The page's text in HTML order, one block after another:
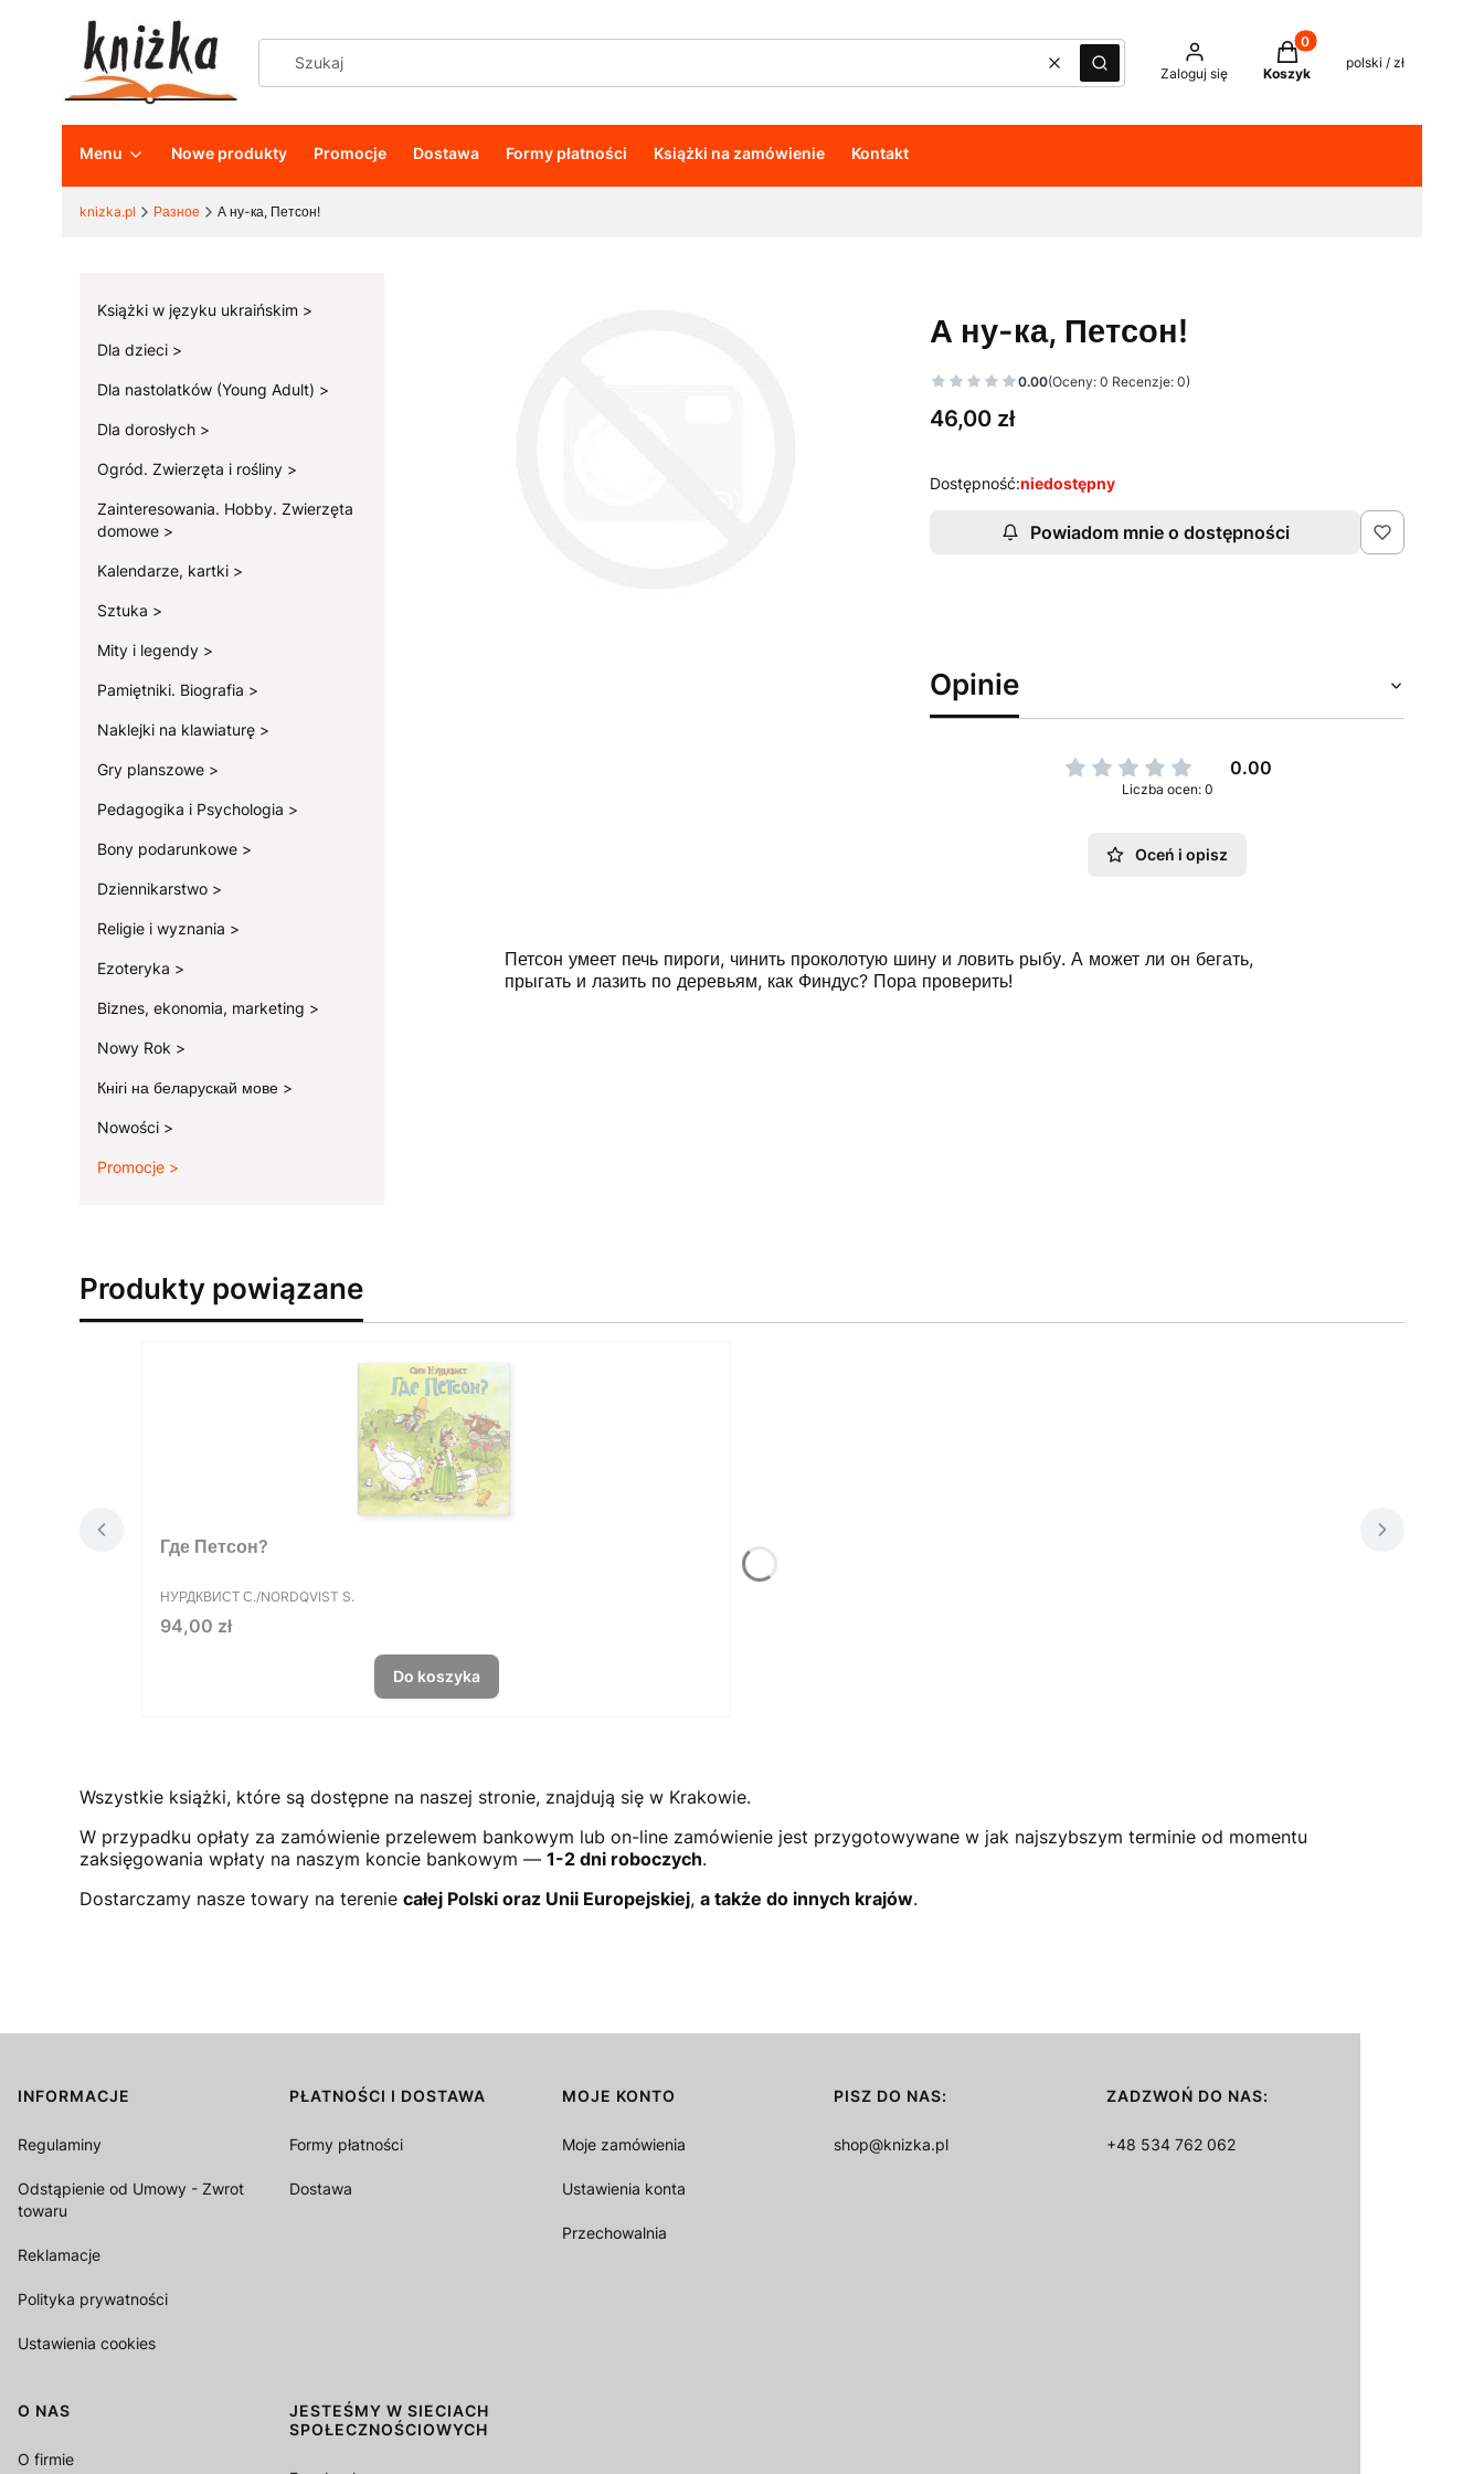
WyczyśćSzukaj Zaloguj się
Produkty w koszyku: 0.
Koszyk
polski / zł
Menu Nowe produkty Promocje Dostawa Formy płatności Książki na zamówienie Kontakt
knizka.pl Разное А ну-ка, Петсон!
Książki w języku ukraińskim
Dla dzieci
Dla nastolatków (Young Adult)
Dla dorosłych
Ogród. Zwierzęta i rośliny
Zainteresowania. Hobby. Zwierzęta
domowe
Kalendarze, kartki
Sztuka
Mity i legendy
Pamiętniki. Biografia
Naklejki na klawiaturę
Gry planszowe
Pedagogika i Psychologia
Bony podarunkowe
Dziennikarstwo
Religie i wyznania
Ezoteryka
Biznes, ekonomia, marketing
Nowy Rok
Кнігі на беларускай мове
Nowości
Promocje
А ну-ка, Петсон!
0.00(Oceny: 0 Recenzje: 0)
Cena
46,00 zł
Dostępność:niedostępny
Powiadom mnie o dostępności
Opinie
0.00
Liczba ocen: 0
Oceń i opisz
Петсон умеет печь пироги, чинить проколотую шину и ловить рыбу. А может ли он бегать,
прыгать и лазить по деревьям, как Финдус? Пора проверить!
Produkty powiązane
Где Петсон?
PRODUCENT
НУРДКВИСТ С./NORDQVIST S.
Cena
94,00 zł
Do koszyka
Wszystkie książki, które są dostępne na naszej stronie, znajdują się w Krakowie.
W przypadku opłaty za zamówienie przelewem bankowym lub on-line zamówienie jest przygotowywane w jak najszybszym terminie od momentu
zaksięgowania wpłaty na naszym koncie bankowym — 1-2 dni roboczych.
Dostarczamy nasze towary na terenie całej Polski oraz Unii Europejskiej, a także do innych krajów.
Linki w stopce
INFORMACJE
Regulaminy
Odstąpienie od Umowy - Zwrot
towaru
Reklamacje
Polityka prywatności
Ustawienia cookies
PŁATNOŚCI I DOSTAWA
Formy płatności
Dostawa
MOJE KONTO
Moje zamówienia
Ustawienia konta
Przechowalnia
PISZ DO NAS:
shop@knizka.pl
ZADZWOŃ DO NAS:
+48 534 762 062
O NAS
O firmie
JESTEŚMY W SIECIACH
SPOŁECZNOŚCIOWYCH